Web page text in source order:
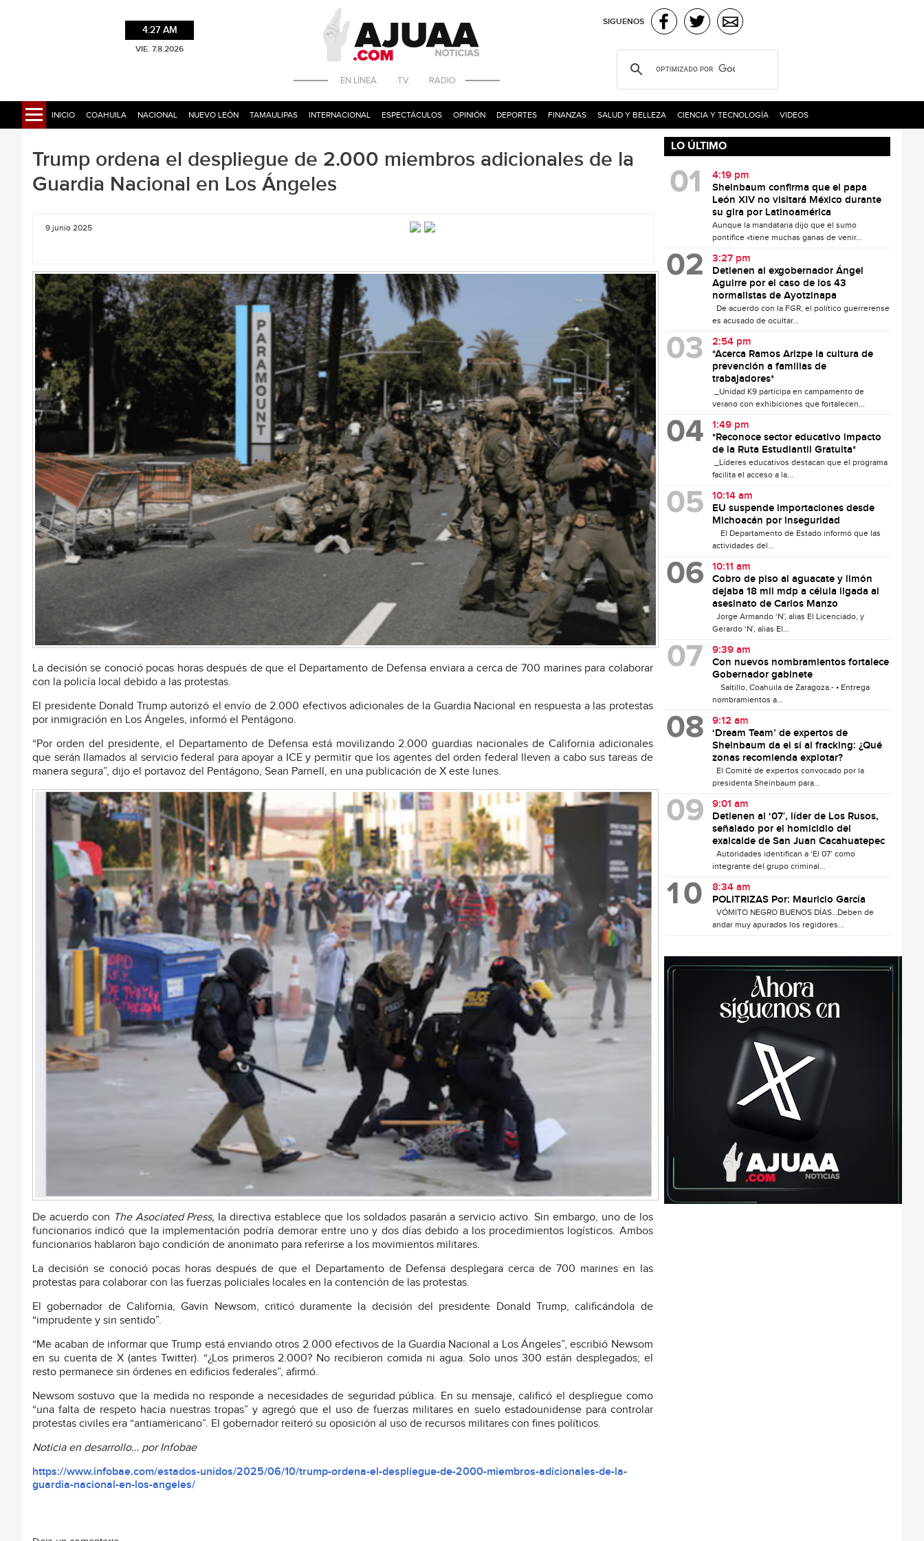
4:27 AM
VIE. 7.8.2026
·EN LÍNEA. ·T.V. ·RADIO
SIGUENOS
INICIO COAHUILA NACIONAL NUEVO LEÓN TAMAULIPAS INTERNACIONAL ESPECTÁCULOS OPINIÓN DEPORTES FINANZAS SALUD Y BELLEZA CIENCIA Y TECNOLOGÍA VIDEOS
Trump ordena el despliegue de 2.000 miembros adicionales de la
Guardia Nacional en Los Ángeles
9 junio 2025
La decisión se conoció pocas horas después de que el Departamento de Defensa enviara a cerca de 700 marines para colaborar
con la policía local debido a las protestas.
El presidente Donald Trump autorizó el envío de 2.000 efectivos adicionales de la Guardia Nacional en respuesta a las protestas
por inmigración en Los Ángeles, informó el Pentágono.
“Por orden del presidente, el Departamento de Defensa está movilizando 2.000 guardias nacionales de California adicionales
que serán llamados al servicio federal para apoyar a ICE y permitir que los agentes del orden federal lleven a cabo sus tareas de
manera segura”, dijo el portavoz del Pentágono, Sean Parnell, en una publicación de X este lunes.
De acuerdo con The Asociated Press, la directiva establece que los soldados pasarán a servicio activo. Sin embargo, uno de los
funcionarios indicó que la implementación podría demorar entre uno y dos días debido a los procedimientos logísticos. Ambos
funcionarios hablaron bajo condición de anonimato para referirse a los movimientos militares.
La decisión se conoció pocas horas después de que el Departamento de Defensa desplegara cerca de 700 marines en las
protestas para colaborar con las fuerzas policiales locales en la contención de las protestas.
El gobernador de California, Gavin Newsom, criticó duramente la decisión del presidente Donald Trump, calificándola de
“imprudente y sin sentido”.
“Me acaban de informar que Trump está enviando otros 2.000 efectivos de la Guardia Nacional a Los Ángeles”, escribió Newsom
en su cuenta de X (antes Twitter). “¿Los primeros 2.000? No recibieron comida ni agua. Solo unos 300 están desplegados; el
resto permanece sin órdenes en edificios federales”, afirmó.
Newsom sostuvo que la medida no responde a necesidades de seguridad pública. En su mensaje, calificó el despliegue como
“una falta de respeto hacia nuestras tropas” y agregó que el uso de fuerzas militares en suelo estadounidense para controlar
protestas civiles era “antiamericano”. El gobernador reiteró su oposición al uso de recursos militares con fines políticos.
Noticia en desarrollo… por Infobae
https://www.infobae.com/estados-unidos/2025/06/10/trump-ordena-el-despliegue-de-2000-miembros-adicionales-de-la-
guardia-nacional-en-los-angeles/
LO ÚLTIMO
4:19 pm
Sheinbaum confirma que el papa
León XIV no visitará México durante
su gira por Latinoamérica
Aunque la mandataria dijo que el sumo
pontífice «tiene muchas ganas de venir...
3:27 pm
Detienen al exgobernador Ángel
Aguirre por el caso de los 43
normalistas de Ayotzinapa
De acuerdo con la FGR, el político guerrerense
es acusado de ocultar...
2:54 pm
*Acerca Ramos Arizpe la cultura de
prevención a familias de
trabajadores*
_Unidad K9 participa en campamento de
verano con exhibiciones que fortalecen...
1:49 pm
*Reconoce sector educativo impacto
de la Ruta Estudiantil Gratuita*
_Líderes educativos destacan que el programa
facilita el acceso a la...
10:14 am
EU suspende importaciones desde
Michoacán por inseguridad
El Departamento de Estado informó que las
actividades del...
10:11 am
Cobro de piso al aguacate y limón
dejaba 18 mil mdp a célula ligada al
asesinato de Carlos Manzo
Jorge Armando ‘N’, alias El Licenciado, y
Gerardo ‘N’, alias El...
9:39 am
Con nuevos nombramientos fortalece
Gobernador gabinete
Saltillo, Coahuila de Zaragoza.- • Entrega
nombramientos a...
9:12 am
‘Dream Team’ de expertos de
Sheinbaum da el sí al fracking: ¿Qué
zonas recomienda explotar?
El Comité de expertos convocado por la
presidenta Sheinbaum para...
9:01 am
Detienen al ‘07′, líder de Los Rusos,
señalado por el homicidio del
exalcalde de San Juan Cacahuatepec
Autoridades identifican a ‘El 07’ como
integrante del grupo criminal...
8:34 am
POLITRIZAS Por: Mauricio García
VÓMITO NEGRO BUENOS DÍAS…Deben de
andar muy apurados los regidores...